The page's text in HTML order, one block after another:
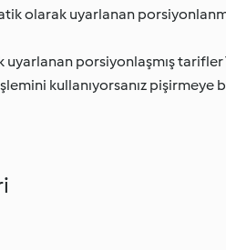
olarak uyarlanan
porsiyonlaşmış tarifler
kullanıyorsanız